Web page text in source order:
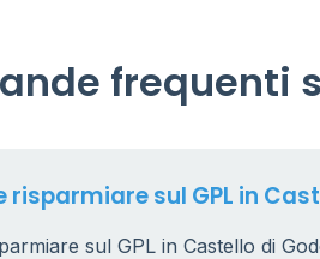
frequenti
risparmiare sul GPL in
sul GPL in Castello di